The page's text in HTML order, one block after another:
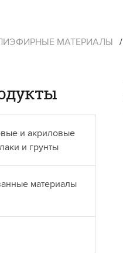
МАТЕРИАЛЫ /
и акриловые
и грунты
материалы